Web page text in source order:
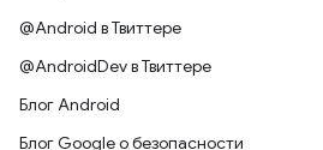
@Android в Твиттере
@AndroidDev в Твиттере
Блог Android
Блог Google о безопасности